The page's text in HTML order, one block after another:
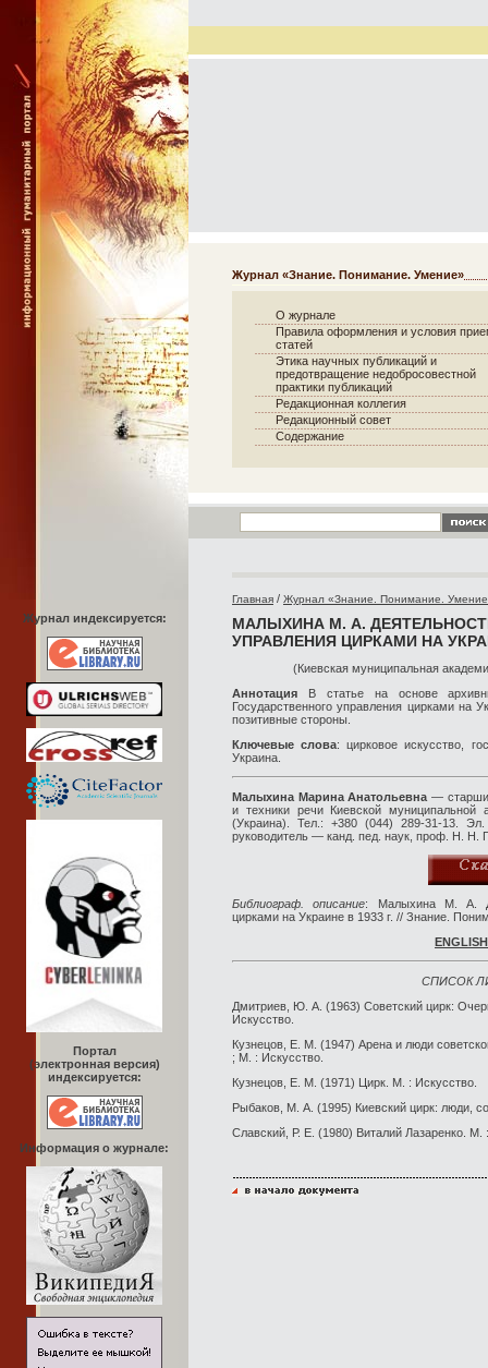
Журнал индексируется:
Портал
(электронная версия)
индексируется:
Информация о журнале:
Журнал «Знание. Понимание. Умение»
О журнале
Правила оформления и условия
статей
Этика научных публикаций и
предотвращение недобросовестной
практики публикаций
Редакционная коллегия
Редакционный совет
Содержание
Главная / Журнал «Знание. Понимание.
МАЛЫХИНА М. А.
УПРАВЛЕНИЯ ЦИРКАМИ НА
(Киевская муниципальная
Аннотация В статье на основе
Государственного управления цирками на
позитивные стороны.
Ключевые слова: цирковое искусство,
Украина.
Малыхина Марина Анатольевна —
и техники речи Киевской муниципальной
(Украина). Тел.: +380 (044) 289-31-13.
руководитель — канд. пед. наук, проф. Н. Н.
Библиограф. описание: Малыхина М. А.
цирками на Украине в 1933 г. // Знание.
СПИСОК
Дмитриев, Ю. А. (1963) Советский цирк:
Искусство.
Кузнецов, Е. М. (1947) Арена и люди
; М. : Искусство.
Кузнецов, Е. М. (1971) Цирк. М. : Искусство.
Рыбаков, М. А. (1995) Киевский цирк: люди,
Славский, Р. Е. (1980) Виталий Лазаренко. М.